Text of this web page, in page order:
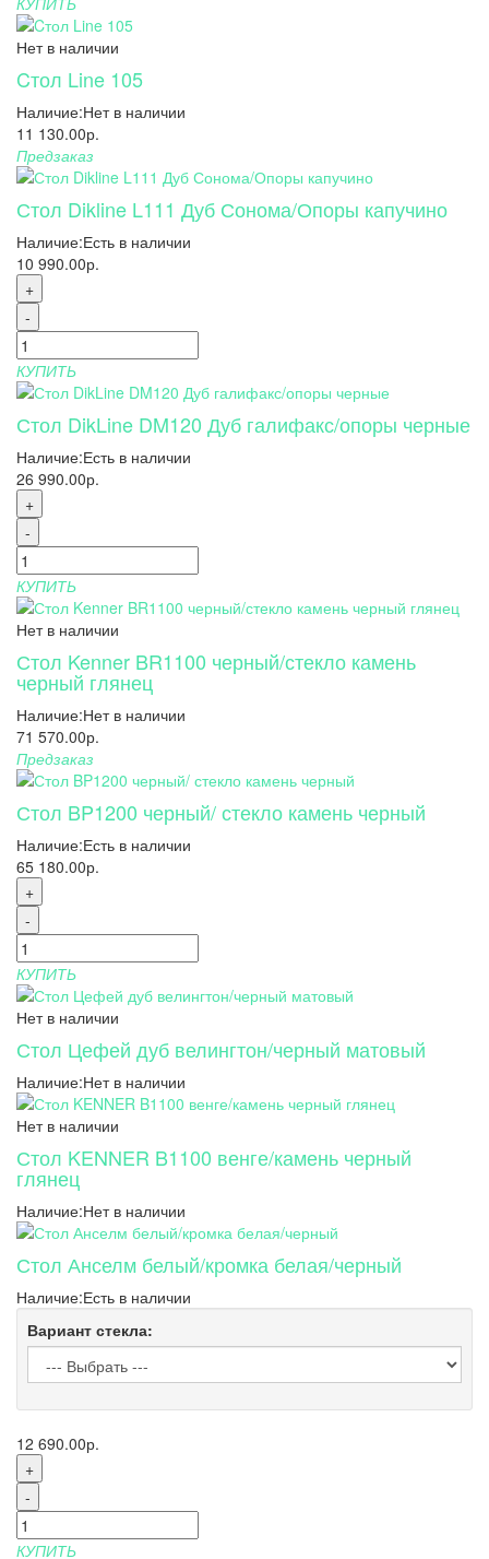
Нет в наличии
Cтол Line 105
Наличие:Нет в наличии
11 130.00р.
Предзаказ
Стол Dikline L111 Дуб Сонома/Опоры капучино
Наличие:Есть в наличии
10 990.00р.
+
-
КУПИТЬ
Стол DikLine DM120 Дуб галифакс/опоры черные
Наличие:Есть в наличии
26 990.00р.
+
-
КУПИТЬ
Нет в наличии
Стол Kenner BR1100 черный/стекло камень
черный глянец
Наличие:Нет в наличии
71 570.00р.
Предзаказ
Стол BP1200 черный/ стекло камень черный
Наличие:Есть в наличии
65 180.00р.
+
-
КУПИТЬ
Нет в наличии
Стол Цефей дуб велингтон/черный матовый
Наличие:Нет в наличии
Нет в наличии
Стол KENNER B1100 венге/камень черный
глянец
Наличие:Нет в наличии
Стол Анселм белый/кромка белая/черный
Наличие:Есть в наличии
Вариант стекла:
12 690.00р.
+
-
КУПИТЬ